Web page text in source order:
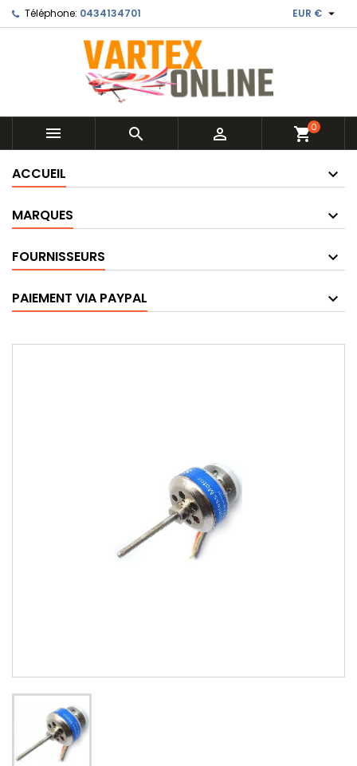
Téléphone: 0434134701 EUR € 
   shopping_cart0
ACCUEIL
MARQUES
FOURNISSEURS
PAIEMENT VIA PAYPAL